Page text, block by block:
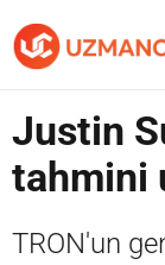
Piyasa
Soru Sor
Justin
tahmini
TRON'un